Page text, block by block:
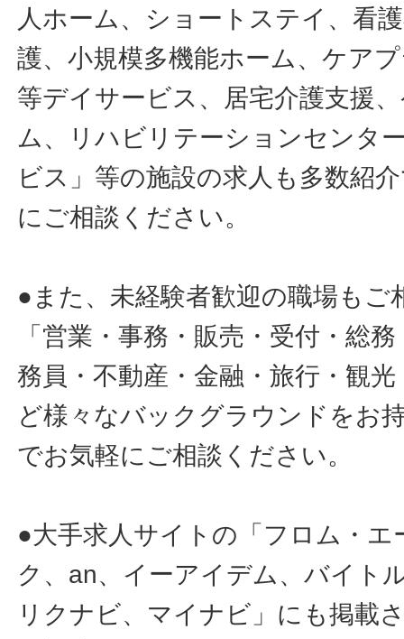
人ホーム、ショートステイ、看
護、小規模多機能ホーム、ケア
等デイサービス、居宅介護支援
ム、リハビリテーションセンタ
ビス」等の施設の求人も多数紹
にご相談ください。
●また、未経験者歓迎の職場もご
「営業・事務・販売・受付・総
務員・不動産・金融・旅行・観
ど様々なバックグラウンドをお
でお気軽にご相談ください。
●大手求人サイトの「フロム・
ク、an、イーアイデム、バイト
リクナビ、マイナビ」にも掲載